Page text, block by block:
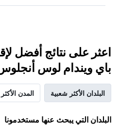
باي ويندام لوس أنجلوس/
البلدان الأكثر شعبية المدن
البلدان التي يبحث عنها مستخدمونا